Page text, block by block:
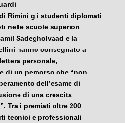
Rimini gli studenti diplomati
nelle scuole superiori
Sadegholvaad e la
hanno consegnato a
personale,
di un percorso che “non
dell’esame di
di una crescita
Tra i premiati oltre 200
tecnici e professionali